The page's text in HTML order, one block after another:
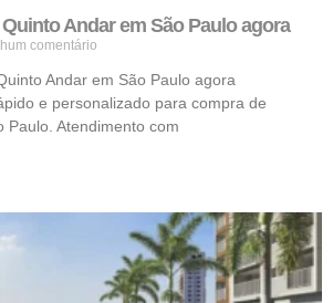
Andar em São Paulo agora
comentário
Andar em São Paulo agora
e personalizado para compra de
Paulo. Atendimento com